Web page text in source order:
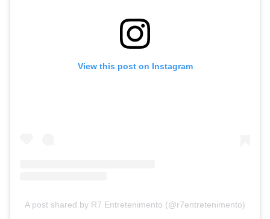
View this post on Instagram
A post shared by R7 Entretenimento (@r7entretenimento)